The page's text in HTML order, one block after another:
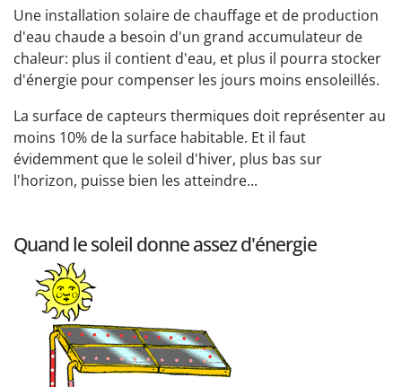
Une installation solaire de chauffage et de production
d'eau chaude a besoin d'un grand accumulateur de
chaleur: plus il contient d'eau, et plus il pourra stocker
d'énergie pour compenser les jours moins ensoleillés.
La surface de capteurs thermiques doit représenter au
moins 10% de la surface habitable. Et il faut
évidemment que le soleil d'hiver, plus bas sur
l'horizon, puisse bien les atteindre...
Quand le soleil donne assez d'énergie